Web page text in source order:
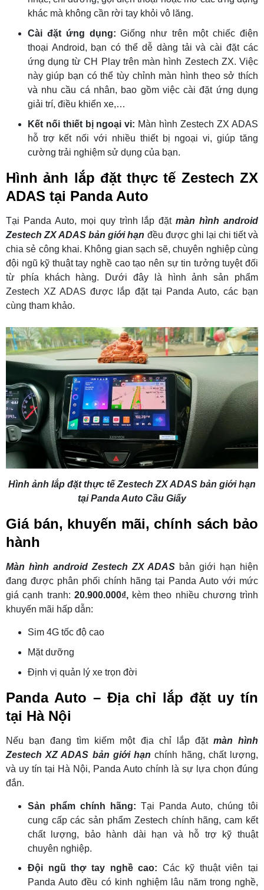
khác mà không cần rời tay khỏi vô lăng.
Cài đặt ứng dụng: Giống như trên một chiếc điện
thoại Android, bạn có thể dễ dàng tải và cài đặt các
ứng dụng từ CH Play trên màn hình Zestech ZX. Việc
này giúp bạn có thể tùy chỉnh màn hình theo sở thích
và nhu cầu cá nhân, bao gồm việc cài đặt ứng dụng
giải trí, điều khiển xe,…
Kết nối thiết bị ngoại vi: Màn hình Zestech ZX ADAS
hỗ trợ kết nối với nhiều thiết bị ngoại vi, giúp tăng
cường trải nghiệm sử dụng của bạn.
Hình ảnh lắp đặt thực tế Zestech ZX
ADAS tại Panda Auto
Tại Panda Auto, mọi quy trình lắp đặtmàn hình android
Zestech ZX ADAS bản giới hạn đều được ghi lại chi tiết và
chia sẻ công khai. Không gian sạch sẽ, chuyên nghiệp cùng
đội ngũ kỹ thuật tay nghề cao tạo nên sự tin tưởng tuyệt đối
từ phía khách hàng. Dưới đây là hình ảnh sản phẩm
Zestech XZ ADAS được lắp đặt tại Panda Auto, các bạn
cùng tham khảo.
Hình ảnh lắp đặt thực tế Zestech ZX ADAS bản giới hạn
tại Panda Auto Cầu Giấy
Giá bán, khuyến mãi, chính sách bảo
hành
Màn hình android Zestech ZX ADAS bản giới hạn hiện
đang được phân phối chính hãng tại Panda Auto với mức
giá cạnh tranh: 20.900.000₫,kèm theo nhiều chương trình
khuyến mãi hấp dẫn:
Sim 4G tốc độ cao
Mặt dưỡng
Định vị quản lý xe trọn đời
Panda Auto – Địa chỉ lắp đặt uy tín
tại Hà Nội
Nếu bạn đang tìm kiếm một địa chỉ lắp đặtmàn hình
Zestech XZ ADAS bản giới hạnchính hãng, chất lượng,
và uy tín tại Hà Nội, Panda Auto chính là sự lựa chọn đúng
đắn.
Sản phẩm chính hãng: Tại Panda Auto, chúng tôi
cung cấp các sản phẩm Zestech chính hãng, cam kết
chất lượng, bảo hành dài hạn và hỗ trợ kỹ thuật
chuyên nghiệp.
Đội ngũ thợ tay nghề cao: Các kỹ thuật viên tại
Panda Auto đều có kinh nghiệm lâu năm trong nghề,